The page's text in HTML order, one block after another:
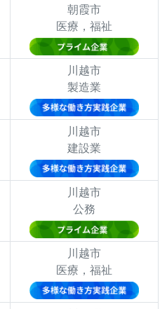
朝霞市
医療，福祉
川越市
製造業
川越市
建設業
川越市
公務
川越市
医療，福祉